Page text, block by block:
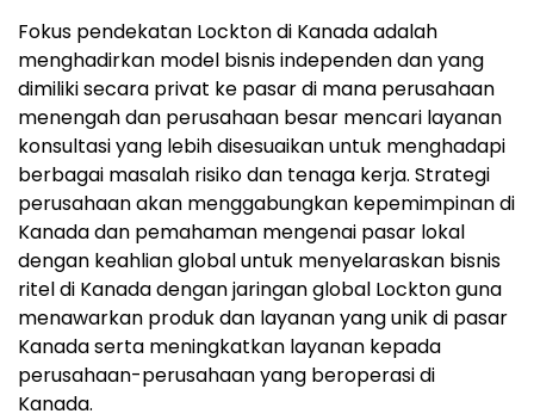
Fokus pendekatan Lockton di Kanada adalah
menghadirkan model bisnis independen dan yang
dimiliki secara privat ke pasar di mana perusahaan
menengah dan perusahaan besar mencari layanan
konsultasi yang lebih disesuaikan untuk menghadapi
berbagai masalah risiko dan tenaga kerja. Strategi
perusahaan akan menggabungkan kepemimpinan di
Kanada dan pemahaman mengenai pasar lokal
dengan keahlian global untuk menyelaraskan bisnis
ritel di Kanada dengan jaringan global Lockton guna
menawarkan produk dan layanan yang unik di pasar
Kanada serta meningkatkan layanan kepada
perusahaan-perusahaan yang beroperasi di
Kanada.